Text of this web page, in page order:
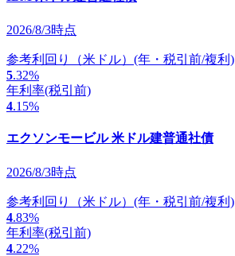
2026/8/3時点
参考利回り（米ドル） (年・税引前/複利)
5.32%
年利率(税引前)
4.15%
エクソンモービル 米ドル建普通社債
2026/8/3時点
参考利回り（米ドル） (年・税引前/複利)
4.83%
年利率(税引前)
4.22%